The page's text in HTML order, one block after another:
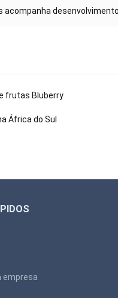
acompanha
frutas Bluberry
África do Sul
empresa